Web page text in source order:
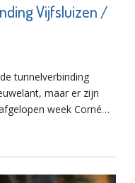
Vijfsluizen /
tunnelverbinding
maar er zijn
week Corné